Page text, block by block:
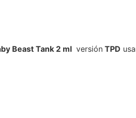
Beast Tank 2 ml versión TPD